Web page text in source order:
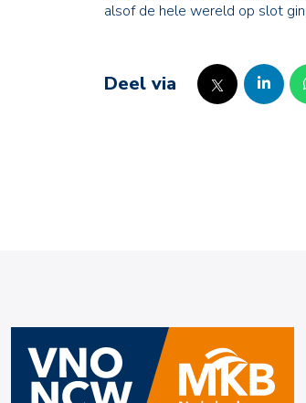
alsof de hele wereld op slot
Deel via